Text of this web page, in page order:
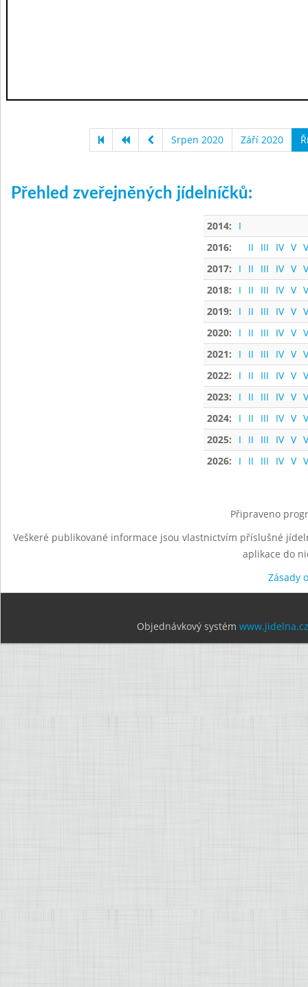
Srpen 2020 Září 2020
Přehled zveřejněných jídelníčků:
2014:
I
2016:
II III IV V
2017:
I II III IV V
2018:
I II III IV V
2019:
I II III IV V
2020:
I II III IV V
2021:
I II III IV V
2022:
I II III IV V
2023:
I II III IV V
2024:
I II III IV V
2025:
I II III IV V
2026:
I II III IV V
Připraveno
Veškeré publikované informace jsou vlastnictvím příslušné
aplikace do
Zásady
Objednávkový systém www.jidelna.cz